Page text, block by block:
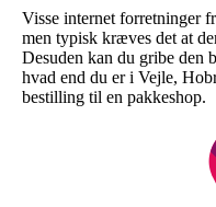
Visse internet forretninger
men typisk kræves det at
Desuden kan du gribe den
hvad end du er i Vejle,
bestilling til en pakkeshop.